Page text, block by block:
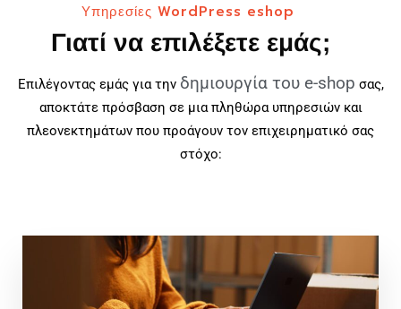
Υπηρεσίες WordPress eshop
Γιατί να επιλέξετε εμάς;
Επιλέγοντας εμάς για την δημιουργία του e-shop σας,
αποκτάτε πρόσβαση σε μια πληθώρα υπηρεσιών και
πλεονεκτημάτων που προάγουν τον επιχειρηματικό σας
στόχο: